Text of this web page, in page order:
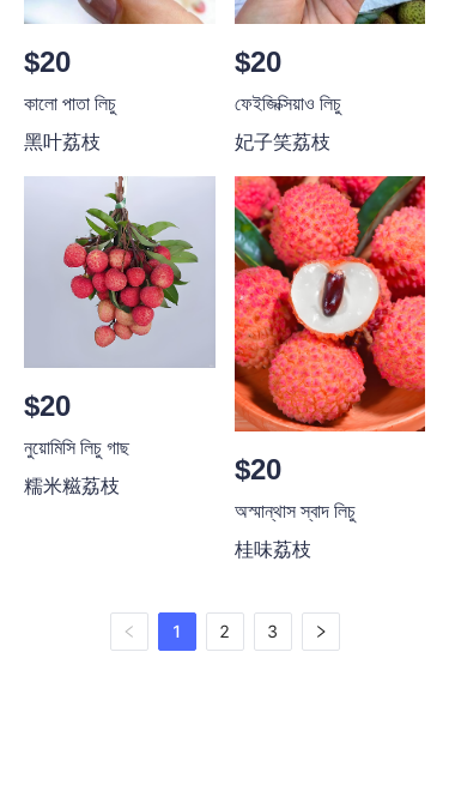
$20
কালো পাতা লিচু
黑叶荔枝
$20
ফেইজিক্সিয়াও লিচু
妃子笑荔枝
$20
নুয়োমিসি লিচু গাছ
糯米糍荔枝
$20
অস্মান্থাস স্বাদ লিচু
桂味荔枝
1 2 3